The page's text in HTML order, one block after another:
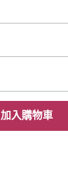
加入購物車